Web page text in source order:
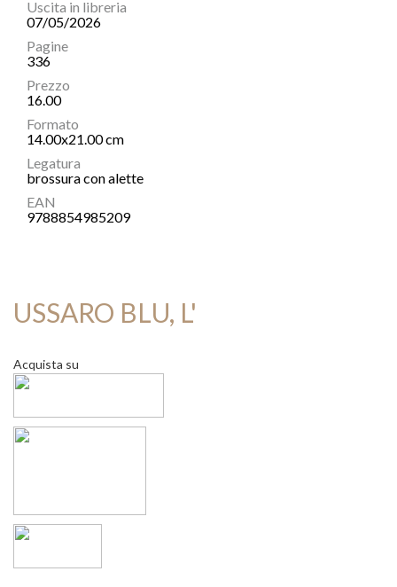
Uscita in libreria
07/05/2026
Pagine
336
Prezzo
16.00
Formato
14.00x21.00 cm
Legatura
brossura con alette
EAN
9788854985209
USSARO BLU, L'
Acquista su